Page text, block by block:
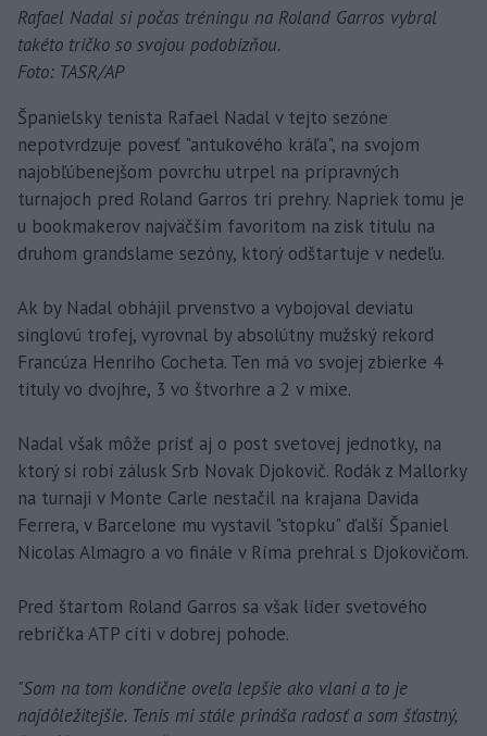
Rafael Nadal si počas tréningu na Roland Garros vybral
takéto tričko so svojou podobizňou.
Foto: TASR/AP
Španielsky tenista Rafael Nadal v tejto sezóne
nepotvrdzuje povesť "antukového kráľa", na svojom
najobľúbenejšom povrchu utrpel na prípravných
turnajoch pred Roland Garros tri prehry. Napriek tomu je
u bookmakerov najväčším favoritom na zisk titulu na
druhom grandslame sezóny, ktorý odštartuje v nedeľu.
Ak by Nadal obhájil prvenstvo a vybojoval deviatu
singlovú trofej, vyrovnal by absolútny mužský rekord
Francúza Henriho Cocheta. Ten má vo svojej zbierke 4
tituly vo dvojhre, 3 vo štvorhre a 2 v mixe.
Nadal však môže prísť aj o post svetovej jednotky, na
ktorý si robí zálusk Srb Novak Djokovič. Rodák z Mallorky
na turnaji v Monte Carle nestačil na krajana Davida
Ferrera, v Barcelone mu vystavil "stopku" ďalší Španiel
Nicolas Almagro a vo finále v Ríma prehral s Djokovičom.
Pred štartom Roland Garros sa však líder svetového
rebríčka ATP cíti v dobrej pohode.
"Som na tom kondične oveľa lepšie ako vlani a to je
najdôležitejšie. Tenis mi stále prináša radosť a som šťastný,